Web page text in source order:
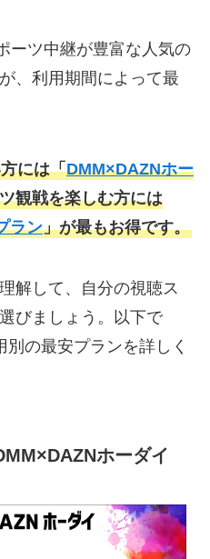
ーツ中継が豊富な人気の
、利用期間によって最
には「DMM×DAZNホー
観戦を楽しむ方には
ラン」が最もお得です。
解して、自分の視聴ス
びましょう。以下で
の最安プランを詳しく
ホーダイ